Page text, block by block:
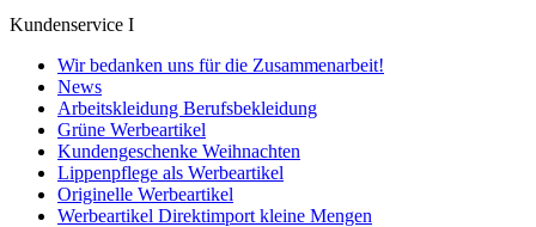
Kundenservice I
Wir bedanken uns für die Zusammenarbeit!
News
Arbeitskleidung Berufsbekleidung
Grüne Werbeartikel
Kundengeschenke Weihnachten
Lippenpflege als Werbeartikel
Originelle Werbeartikel
Werbeartikel Direktimport kleine Mengen